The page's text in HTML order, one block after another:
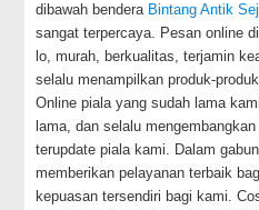
dibawah bendera Bintang Antik
sangat terpercaya. Pesan online
lo, murah, berkualitas, terjamin
selalu menampilkan produk-
Online piala yang sudah lama
lama, dan selalu
terupdate piala kami. Dalam
memberikan pelayanan terbaik
kepuasan tersendiri bagi kami.